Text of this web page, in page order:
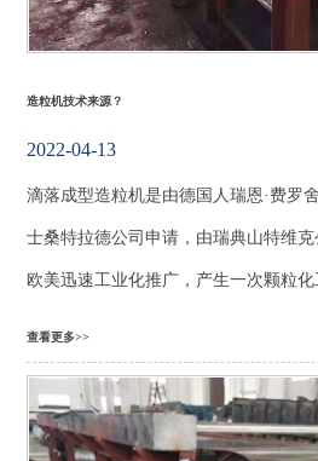
造粒机技术来源？
2022-04-13
滴落成型造粒机是由德国人瑞恩·费罗
士桑特拉德公司申请，由瑞典山特维
欧美迅速工业化推广，产生一次颗粒化
查看更多>>